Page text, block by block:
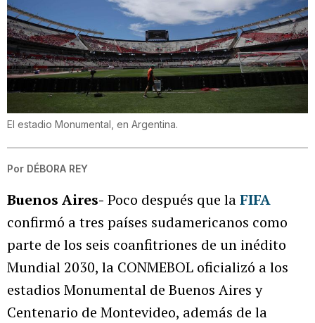
El estadio Monumental, en Argentina.
Por DÉBORA REY
Buenos Aires- Poco después que laFIFA
confirmó a tres países sudamericanos como
parte de los seis coanfitriones de un inédito
Mundial 2030, la CONMEBOL oficializó a los
estadios Monumental de Buenos Aires y
Centenario de Montevideo, además de la